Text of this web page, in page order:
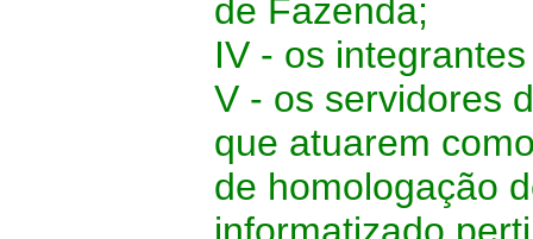
de Fazenda;
IV - os
V - os servidores
que atuarem
de homologação